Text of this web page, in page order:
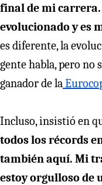
final de mi
evolucionado y es
es diferente, la
gente habla, pero no
ganador de la
Incluso, insistió en
todos los récords
también aquí. Mi
estoy orgulloso de